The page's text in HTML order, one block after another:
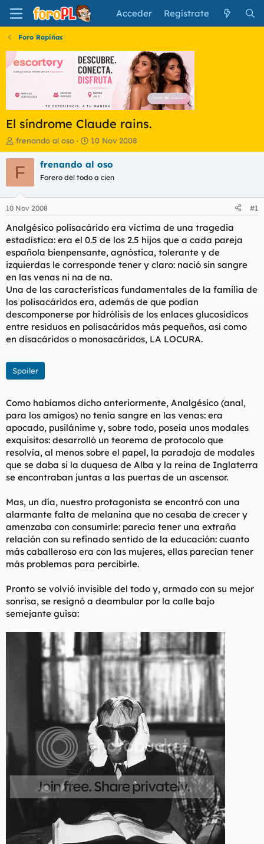
Acceder Regístrate
Foro Rapiñas
El síndrome Claude rains.
I
n
i
c
a
d
o
r
d
e
l
t
e
m
a
frenando al oso
F
e
c
a
i
n
c
i
o
10 Nov 2008
F frenando al oso
Forero del todo a cien
10 Nov 2008 #1
Analgésico polisacárido era víctima de una tragedia
estadística: era el 0.5 de los 2.5 hijos que a cada pareja
española bienpensante, agnóstica, tolerante y de
izquierdas le corresponde tener y claro: nació sin sangre
en las venas ni na de na.
Una de las características fundamentales de la familia de
los polisacáridos era, además de que podían
descomponerse por hidrólisis de los enlaces glucosídicos
entre residuos en polisacáridos más pequeños, así como
en disacáridos o monosacáridos, LA LOCURA.
Spoiler
Como habíamos dicho anteriormente, Analgésico (anal,
para los amigos) no tenía sangre en las venas: era
apocado, pusilánime y, sobre todo, poseía unos modales
exquisitos: desarrolló un teorema de protocolo que
resolvía, al menos sobre el papel, la paradoja de modales
que se daba si la duquesa de Alba y la reina de Inglaterra
se encontraban juntas a las puertas de un ascensor.
Mas, un día, nuestro protagonista se encontró con una
alarmante falta de melanina que no cesaba de crecer y
amenzaba con consumirle: parecía tener una extraña
relación con su refinado sentido de la educación: cuanto
más caballeroso era con las mujeres, ellas parecían tener
más problemas para percibirle.
Pronto se volvió invisible del todo y, armado con su mejor
sonrisa, se resignó a deambular por la calle bajo
semejante guisa: